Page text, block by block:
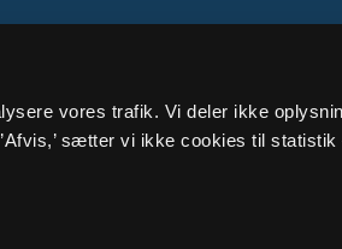
vores trafik. Vi deler ikke
sætter vi ikke cookies til statistik